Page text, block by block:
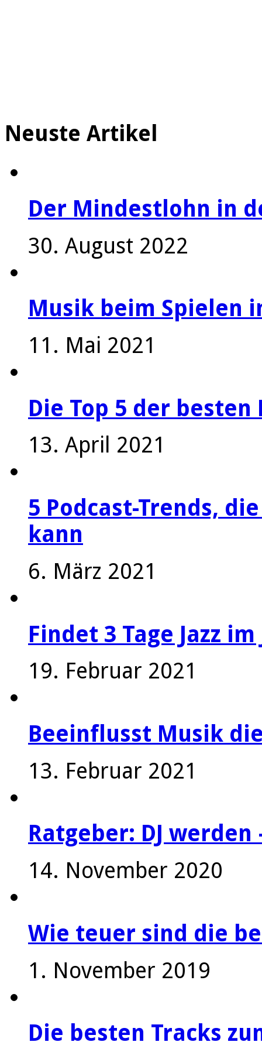
Neuste Artikel
Der Mindestlohn in
30. August 2022
Musik beim Spielen
11. Mai 2021
Die Top 5 der besten
13. April 2021
5 Podcast-Trends,
kann
6. März 2021
Findet 3 Tage Jazz
19. Februar 2021
Beeinflusst Musik
13. Februar 2021
Ratgeber: DJ
14. November 2020
Wie teuer sind die
1. November 2019
Die besten Tracks